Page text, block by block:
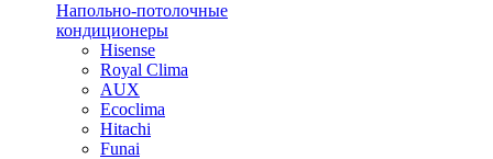
Напольно-потолочные
кондиционеры
Hisense
Royal Clima
AUX
Ecoclima
Hitachi
Funai